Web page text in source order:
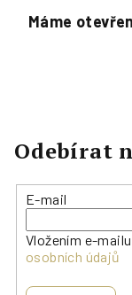
Máme
Odebírat
E-mail
Vložením e-
osobních údajů